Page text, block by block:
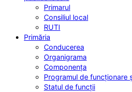
Primarul
Consiliul local
RUTI
Primăria
Conducerea
Organigrama
Componența
Programul de funcționare
Statul de funcții